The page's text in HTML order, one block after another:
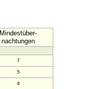
Mindestüber-
nachtungen
7
5
4